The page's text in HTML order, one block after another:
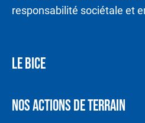
responsabilité sociétale et
LE BICE
NOS ACTIONS DE TERRAIN